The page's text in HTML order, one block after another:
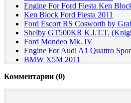
Engine For Ford Fiesta Ken
Ken Block Ford Fiesta 2011
Ford Escort RS Cosworth by
Shelby GT500KR K.I.T.T.
Ford Mondeo Mk. IV
Engine For Audi A1 Quattro
BMW X5M 2011
Комментарии (0)